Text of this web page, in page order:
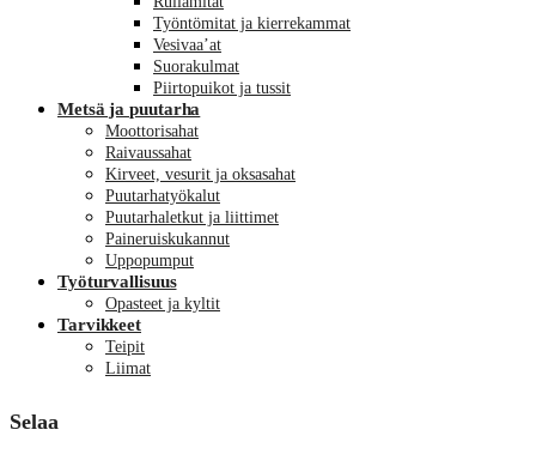
Työntömitat ja kierrekammat
Vesivaa’at
Suorakulmat
Piirtopuikot ja tussit
Metsä ja puutarha
Moottorisahat
Raivaussahat
Kirveet, vesurit ja oksasahat
Puutarhatyökalut
Puutarhaletkut ja liittimet
Paineruiskukannut
Uppopumput
Työturvallisuus
Opasteet ja kyltit
Tarvikkeet
Teipit
Liimat
Selaa